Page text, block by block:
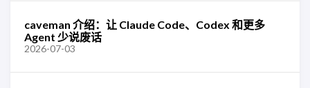
caveman 介绍：让 Claude Code、Codex 和更多
Agent 少说废话
2026-07-03